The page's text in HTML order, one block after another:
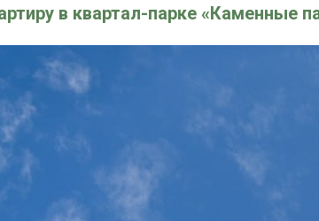
в квартал-парке «Каменные